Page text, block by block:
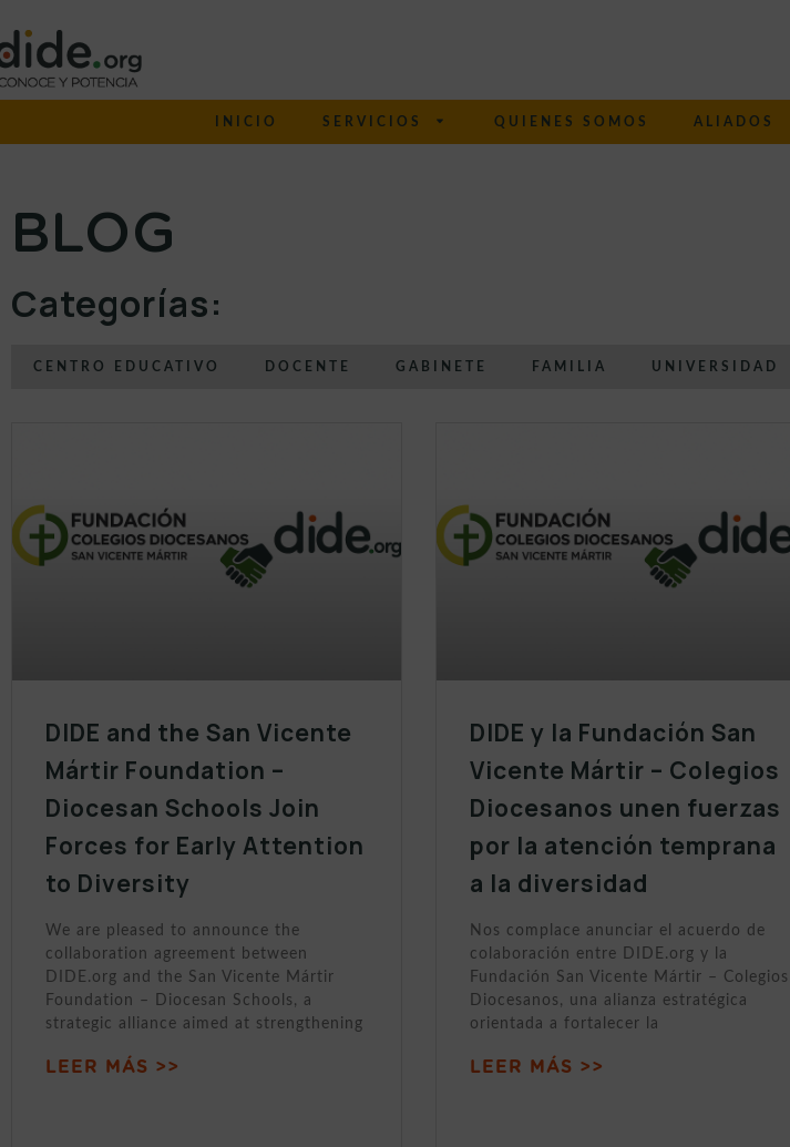
INICIO SERVICIOS QUIENES SOMOS ALIADOS
BLOG
Categorías:
CENTRO EDUCATIVO DOCENTE GABINETE FAMILIA UNIVERSIDAD
DIDE and the San Vicente
Mártir Foundation –
Diocesan Schools Join
Forces for Early Attention
to Diversity
We are pleased to announce the
collaboration agreement between
DIDE.org and the San Vicente Mártir
Foundation – Diocesan Schools, a
strategic alliance aimed at strengthening
LEER MÁS >>
DIDE y la Fundación San
Vicente Mártir – Colegios
Diocesanos unen fuerzas
por la atención temprana
a la diversidad
Nos complace anunciar el acuerdo de
colaboración entre DIDE.org y la
Fundación San Vicente Mártir – Colegios
Diocesanos, una alianza estratégica
orientada a fortalecer la
LEER MÁS >>